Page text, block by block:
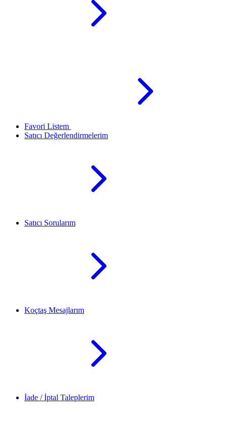
Favori Listem
Satıcı Değerlendirmelerim
Satıcı Sorularım
Koçtaş Mesajlarım
İade / İptal Taleplerim